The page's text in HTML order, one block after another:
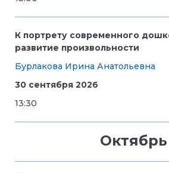
К портрету современного
развитие произвольности
Бурлакова Ирина Анатольевна
30 сентября 2026
13:30
Октябрь